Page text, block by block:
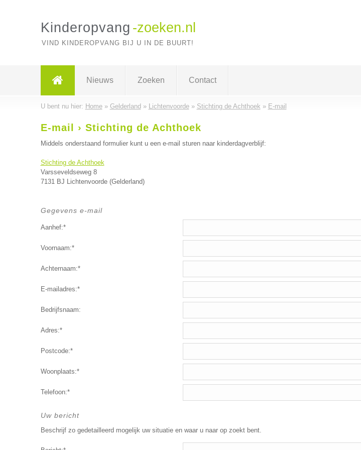
Kinderopvang -zoeken.nl
VIND KINDEROPVANG BIJ U IN DE BUURT!
Nieuws Zoeken Contact
U bent nu hier: Home» Gelderland » Lichtenvoorde» Stichting de Achthoek » E-mail
E-mail › Stichting de Achthoek
Middels onderstaand formulier kunt u een e-mail sturen naar kinderdagverblijf:
Stichting de Achthoek
Varsseveldseweg 8
7131 BJ Lichtenvoorde (Gelderland)
Gegevens e-mail
Aanhef:*
Voornaam:*
Achternaam:*
E-mailadres:*
Bedrijfsnaam:
Adres:*
Postcode:*
Woonplaats:*
Telefoon:*
Uw bericht
Beschrijf zo gedetailleerd mogelijk uw situatie en waar u naar op zoekt bent.